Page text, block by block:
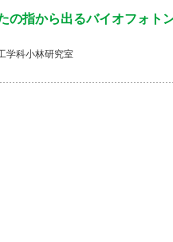
の指から出るバイオフォト
学科小林研究室